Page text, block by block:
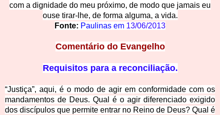
com a dignidade do meu próximo, de modo que jamais eu
ouse tirar-lhe, de forma alguma, a vida.
Fonte: Paulinas em 13/06/2013
Comentário do Evangelho
Requisitos para a reconciliação.
“Justiça”, aqui, é o modo de agir em conformidade com os
mandamentos de Deus. Qual é o agir diferenciado exigido
dos discípulos que permite entrar no Reino de Deus? Qual é